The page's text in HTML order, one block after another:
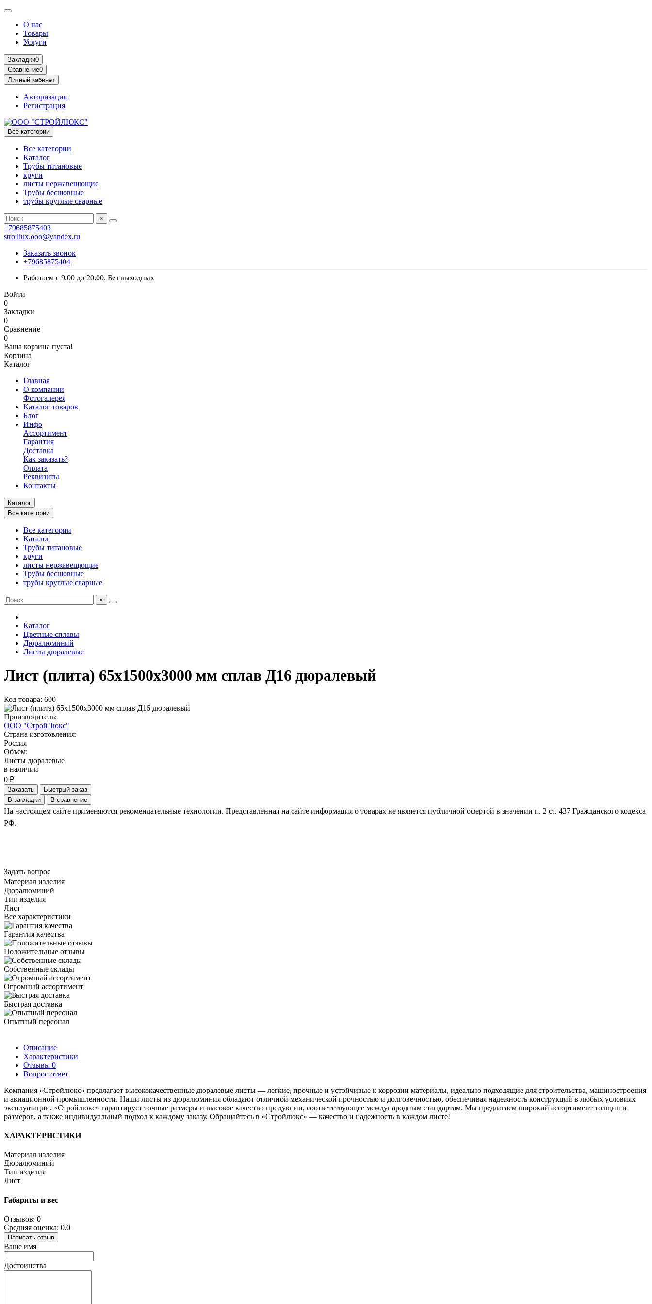
О нас
Товары
Услуги
Закладки0
Сравнение0
Личный кабинет
Авторизация
Регистрация
Все категории
Все категории
Каталог
Трубы титановые
круги
листы нержавещющие
Трубы бесшовные
трубы круглые сварные
×
+79685875403
stroiliux.ooo@yandex.ru
Заказать звонок
+79685875404
Работаем с 9:00 до 20:00. Без выходных
Войти
0
Закладки
0
Сравнение
0
Ваша корзина пуста!
Корзина
Каталог
Главная
О компании
Фотогалерея
Каталог товаров
Блог
Инфо
Ассортимент
Гарантия
Доставка
Как заказать?
Оплата
Реквизиты
Контакты
Каталог
Все категории
Все категории
Каталог
Трубы титановые
круги
листы нержавещющие
Трубы бесшовные
трубы круглые сварные
×
Каталог
Цветные сплавы
Дюралюминий
Листы дюралевые
Лист (плита) 65х1500х3000 мм сплав Д16 дюралевый
Код товара: 600
Производитель:
ООО "СтройЛюкс"
Страна изготовления:
Россия
Объем:
Листы дюралевые
в наличии
0 ₽
Заказать
Быстрый заказ
В закладки
В сравнение
На настоящем сайте применяются рекомендательные технологии. Представленная на сайте информация о товарах не является публичной офертой в значении п. 2 ст. 437 Гражданского кодекса
РФ.
Задать вопрос
Материал изделия
Дюралюминий
Тип изделия
Лист
Все характеристики
Гарантия качества
Положительные отзывы
Собственные склады
Огромный ассортимент
Быстрая доставка
Опытный персонал
Описание
Характеристики
Отзывы 0
Вопрос-ответ
Компания «Стройлюкс» предлагает высококачественные дюралевые листы — легкие, прочные и устойчивые к коррозии материалы, идеально подходящие для строительства, машиностроения
и авиационной промышленности. Наши листы из дюралюминия обладают отличной механической прочностью и долговечностью, обеспечивая надежность конструкций в любых условиях
эксплуатации. «Стройлюкс» гарантирует точные размеры и высокое качество продукции, соответствующее международным стандартам. Мы предлагаем широкий ассортимент толщин и
размеров, а также индивидуальный подход к каждому заказу. Обращайтесь в «Стройлюкс» — качество и надежность в каждом листе!
ХАРАКТЕРИСТИКИ
Материал изделия
Дюралюминий
Тип изделия
Лист
Габариты и вес
Отзывов: 0
Средняя оценка: 0.0
Написать отзыв
Ваше имя
Достоинства